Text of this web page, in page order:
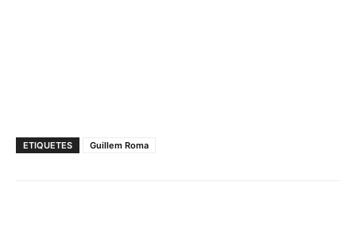
ETIQUETES Guillem Roma